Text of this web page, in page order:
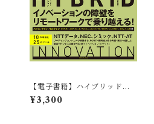
【電子書籍】ハイブリッド・
イノベーション
¥3,300